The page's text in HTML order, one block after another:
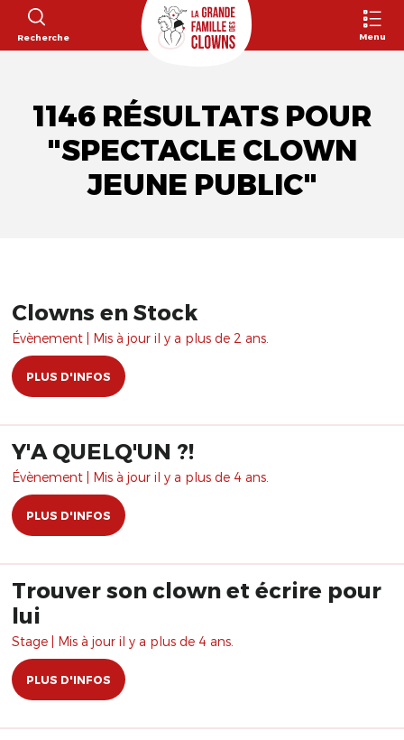
Recherche Menu
1146 RÉSULTATS POUR
"SPECTACLE CLOWN
JEUNE PUBLIC"
Clowns en Stock
Évènement | Mis à jour il y a plus de 2 ans.
PLUS D'INFOS
Y'A QUELQ'UN ?!
Évènement | Mis à jour il y a plus de 4 ans.
PLUS D'INFOS
Trouver son clown et écrire pour
lui
Stage | Mis à jour il y a plus de 4 ans.
PLUS D'INFOS